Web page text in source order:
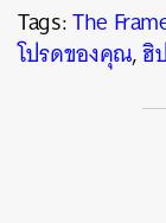
Tags:The
โปรดของคุณ,ฮิ